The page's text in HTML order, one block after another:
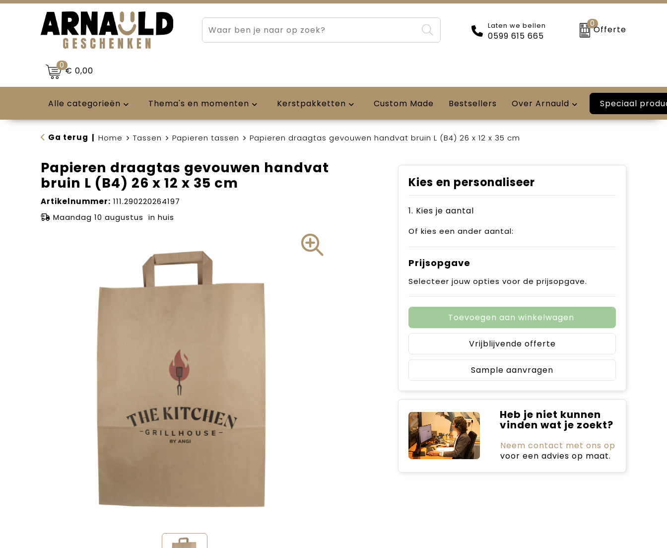
Laten we bellen
0599 615 665
0
Offerte
0€ 0,00
Alle categorieën Thema's en momenten Kerstpakketten Custom Made Bestsellers Over Arnauld Speciaal
Ga terug Home Tassen Papieren tassen Papieren draagtas gevouwen handvat bruin L (B4) 26 x 12 x 35 cm
Papieren draagtas gevouwen handvat
bruin L (B4) 26 x 12 x 35 cm
Artikelnummer: 111.290220264197
Maandag 10 augustus in huis
Kies en personaliseer
1. Kies je aantal
Of kies een ander aantal:
Prijsopgave
Selecteer jouw opties voor de prijsopgave.
Toevoegen aan winkelwagen
Vrijblijvende offerte
Sample aanvragen
Heb je niet kunnen
vinden wat je zoekt?
Neem contact met ons op
voor een advies op maat.